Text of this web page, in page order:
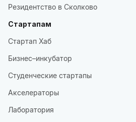
Резидентство в Сколково
Стартапам
Стартап Хаб
Бизнес–инкубатор
Студенческие стартапы
Акселераторы
Лаборатория